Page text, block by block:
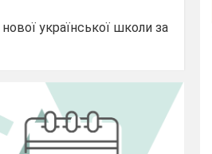
української школи за